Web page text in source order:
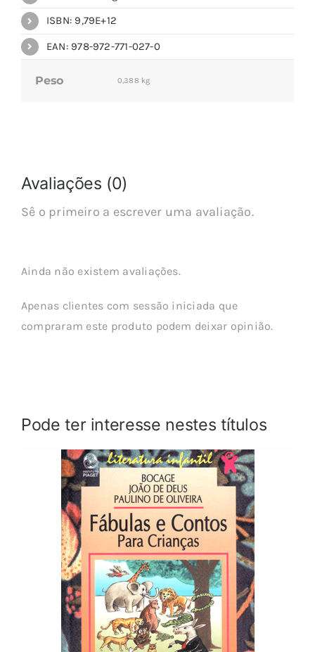
ISBN: 9,79E+12
EAN: 978-972-771-027-0
Peso 0,388 kg
Avaliações (0)
Sê o primeiro a escrever uma avaliação.
Ainda não existem avaliações.
Apenas clientes com sessão iniciada que
compraram este produto podem deixar opinião.
Pode ter interesse nestes títulos